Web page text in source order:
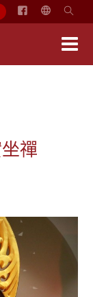
简
禪